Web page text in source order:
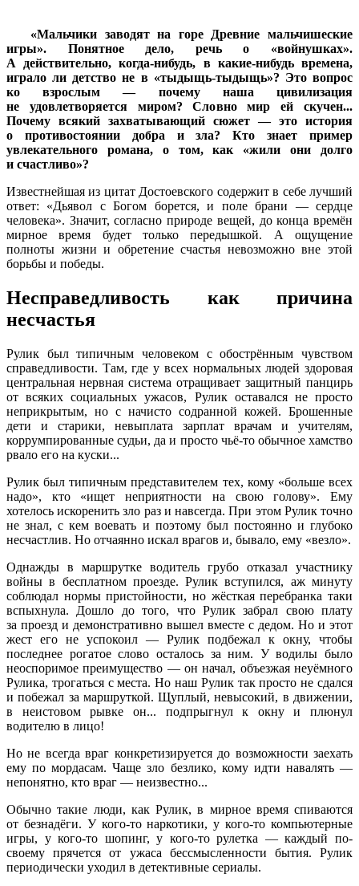
«Мальчики заводят на горе Древние мальчишеские
игры». Понятное дело, речь о «войнушках».
А действительно, когда-нибудь, в какие-нибудь времена,
играло ли детство не в «тыдыщь-тыдыщь»? Это вопрос
ко взрослым — почему наша цивилизация
не удовлетворяется миром? Словно мир ей скучен...
Почему всякий захватывающий сюжет — это история
о противостоянии добра и зла? Кто знает пример
увлекательного романа, о том, как «жили они долго
и счастливо»?
Известнейшая из цитат Достоевского содержит в себе лучший
ответ: «Дьявол с Богом борется, и поле брани — сердце
человека». Значит, согласно природе вещей, до конца времён
мирное время будет только передышкой. А ощущение
полноты жизни и обретение счастья невозможно вне этой
борьбы и победы.
Несправедливость как причина
несчастья
Рулик был типичным человеком с обострённым чувством
справедливости. Там, где у всех нормальных людей здоровая
центральная нервная система отращивает защитный панцирь
от всяких социальных ужасов, Рулик оставался не просто
неприкрытым, но с начисто содранной кожей. Брошенные
дети и старики, невыплата зарплат врачам и учителям,
коррумпированные судьи, да и просто чьё-то обычное хамство
рвало его на куски...
Рулик был типичным представителем тех, кому «больше всех
надо», кто «ищет неприятности на свою голову». Ему
хотелось искоренить зло раз и навсегда. При этом Рулик точно
не знал, с кем воевать и поэтому был постоянно и глубоко
несчастлив. Но отчаянно искал врагов и, бывало, ему «везло».
Однажды в маршрутке водитель грубо отказал участнику
войны в бесплатном проезде. Рулик вступился, аж минуту
соблюдал нормы пристойности, но жёсткая перебранка таки
вспыхнула. Дошло до того, что Рулик забрал свою плату
за проезд и демонстративно вышел вместе с дедом. Но и этот
жест его не успокоил — Рулик подбежал к окну, чтобы
последнее рогатое слово осталось за ним. У водилы было
неоспоримое преимущество — он начал, объезжая неуёмного
Рулика, трогаться с места. Но наш Рулик так просто не сдался
и побежал за маршруткой. Щуплый, невысокий, в движении,
в неистовом рывке он... подпрыгнул к окну и плюнул
водителю в лицо!
Но не всегда враг конкретизируется до возможности заехать
ему по мордасам. Чаще зло безлико, кому идти навалять —
непонятно, кто враг — неизвестно...
Обычно такие люди, как Рулик, в мирное время спиваются
от безнадёги. У кого-то наркотики, у кого-то компьютерные
игры, у кого-то шопинг, у кого-то рулетка — каждый по-
своему прячется от ужаса бессмысленности бытия. Рулик
периодически уходил в детективные сериалы.